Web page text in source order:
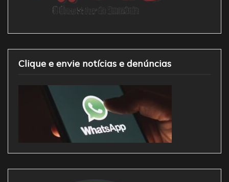
Clique e envie notícias e denúncias